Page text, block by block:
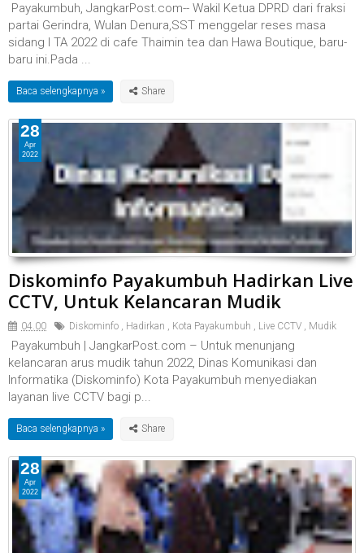
Payakumbuh, JangkarPost.com-- Wakil Ketua DPRD dari fraksi
partai Gerindra, Wulan Denura,SST menggelar reses masa
sidang I TA 2022 di cafe Thaimin tea dan Hawa Boutique, baru-
baru ini.Pada ...
Baca selengkapnya »
Diskominfo Payakumbuh Hadirkan Live
CCTV, Untuk Kelancaran Mudik
04.00 Diskominfo , Hadirkan , Kota Payakumbuh , Live CCTV , Mudik
Payakumbuh | JangkarPost.com – Untuk menunjang
kelancaran arus mudik tahun 2022, Dinas Komunikasi dan
Informatika (Diskominfo) Kota Payakumbuh menyediakan
layanan live CCTV bagi p...
Baca selengkapnya »
28
Apr
2022
28
Apr
2022